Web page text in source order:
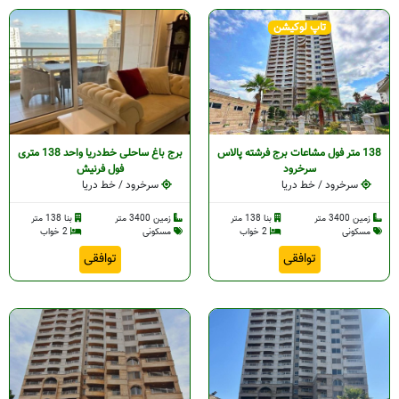
تاپ لوکیشن
138 متر فول مشاعات برج فرشته پالاس
سرخرود
سرخرود / خط دریا
زمین 3400 متر
بنا 138 متر
مسکونی
توافقی
برج باغ ساحلی خط‌دریا واحد 138 متری
فول فرنیش
سرخرود / خط دریا
زمین 3400 متر
بنا 138 متر
مسکونی
توافقی